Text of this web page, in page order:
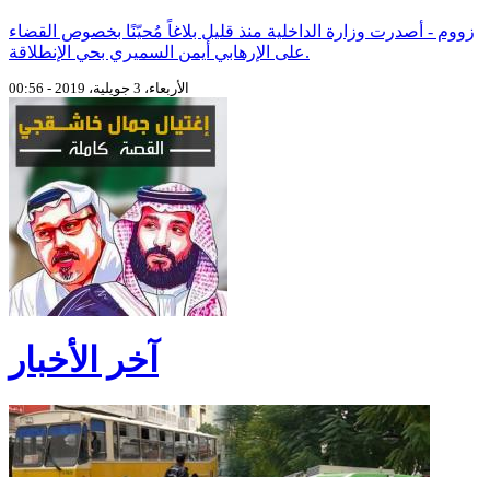
زووم - أصدرت وزارة الداخلية منذ قليل بلاغاً مُحيّنًا بخصوص القضاء
على الإرهابي أيمن السميري بحي الإنطلاقة.
الأربعاء، 3 جويلية، 2019 - 00:56
آخر الأخبار